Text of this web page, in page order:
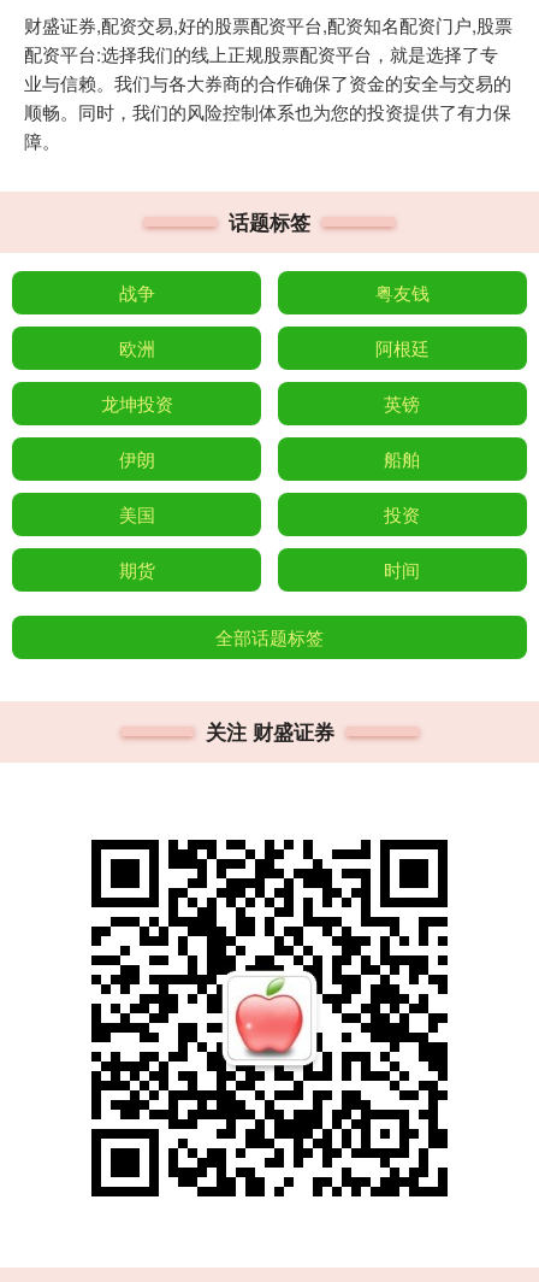
财盛证券,配资交易,好的股票配资平台,配资知名配资门户,股票
配资平台:选择我们的线上正规股票配资平台，就是选择了专
业与信赖。我们与各大券商的合作确保了资金的安全与交易的
顺畅。同时，我们的风险控制体系也为您的投资提供了有力保
障。
话题标签
战争 粤友钱
欧洲 阿根廷
龙坤投资 英镑
伊朗 船舶
美国 投资
期货 时间
全部话题标签
关注 财盛证券